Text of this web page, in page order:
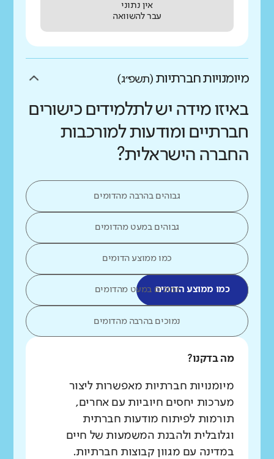
אין נתוני
עבר להשוואה
מיומנויות חברתיות (תשפ״ג)
באיזו מידה יש לתלמידים כישורים
חברתיים ומודעות למורכבות
החברה הישראלית?
גבוהים בהרבה מהדומים
גבוהים במעט מהדומים
כמו ממוצע הדומים
כמו ממוצע הדומיםנמוכים במעט מהדומים
נמוכים בהרבה מהדומים
מה בדקנו?
מיומנויות חברתיות מאפשרות ליצור
מערכות יחסים חיוביות עם אחרים,
תורמות לפיתוח מודעות חברתית
וגלובלית ולהבנת המשמעות של חיים
במדינה עם מגוון קבוצות חברתיות.